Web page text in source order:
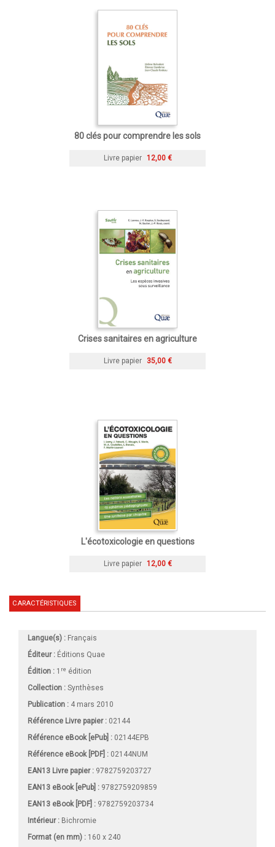
80 clés pour comprendre les sols
Livre papier 12,00 €
Crises sanitaires en agriculture
Livre papier 35,00 €
L'écotoxicologie en questions
Livre papier 12,00 €
CARACTÉRISTIQUES
Langue(s) : Français
Éditeur : Éditions Quae
Édition : 1 re édition
Collection : Synthèses
Publication : 4 mars 2010
Référence Livre papier : 02144
Référence eBook [ePub] : 02144EPB
Référence eBook [PDF] : 02144NUM
EAN13 Livre papier : 9782759203727
EAN13 eBook [ePub] : 9782759209859
EAN13 eBook [PDF] : 9782759203734
Intérieur : Bichromie
Format (en mm) : 160 x 240